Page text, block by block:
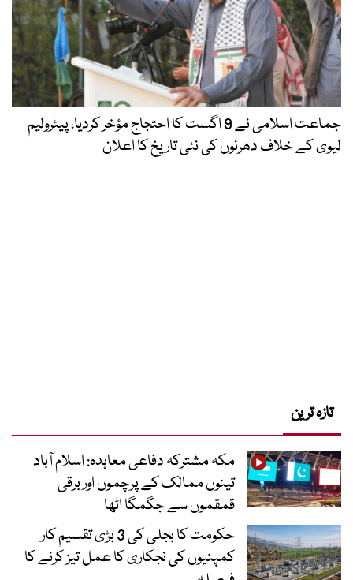
جماعت اسلامی نے 9 اگست کا احتجاج مؤخر کردیا، پیٹرولیم
لیوی کے خلاف دھرنوں کی نئی تاریخ کا اعلان
تازہ ترین
مکہ مشترکہ دفاعی معاہدہ: اسلام آباد
تینوں ممالک کے پرچموں اور برقی
قمقموں سے جگمگا اٹھا
حکومت کا بجلی کی 3 بڑی تقسیم کار
کمپنیوں کی نجکاری کا عمل تیز کرنے کا